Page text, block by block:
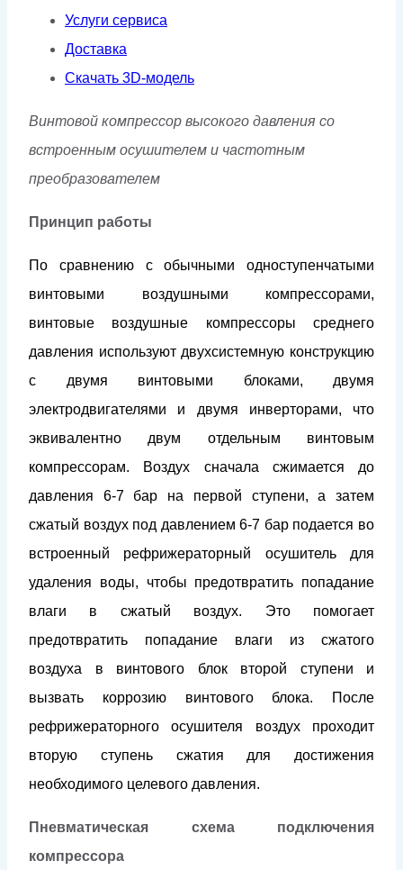
Услуги сервиса
Доставка
Скачать 3D-модель
Винтовой компрессор высокого давления со
встроенным осушителем и частотным
преобразователем
Принцип работы
По сравнению с обычными одноступенчатыми
винтовыми воздушными компрессорами,
винтовые воздушные компрессоры среднего
давления используют двухсистемную конструкцию
с двумя винтовыми блоками, двумя
электродвигателями и двумя инверторами, что
эквивалентно двум отдельным винтовым
компрессорам. Воздух сначала сжимается до
давления 6-7 бар на первой ступени, а затем
сжатый воздух под давлением 6-7 бар подается во
встроенный рефрижераторный осушитель для
удаления воды, чтобы предотвратить попадание
влаги в сжатый воздух. Это помогает
предотвратить попадание влаги из сжатого
воздуха в винтового блок второй ступени и
вызвать коррозию винтового блока. После
рефрижераторного осушителя воздух проходит
вторую ступень сжатия для достижения
необходимого целевого давления.
Пневматическая схема подключения
компрессора